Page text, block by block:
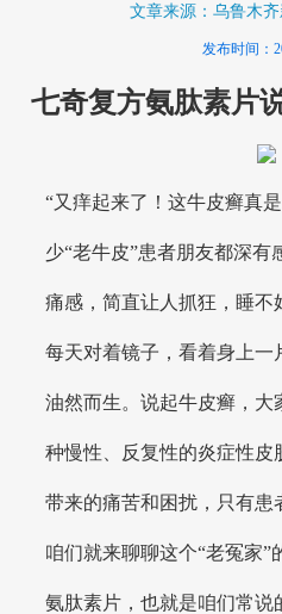
文章来源：乌鲁木
发布时间：
七奇复方氨肽素片
“又痒起来了！这牛皮癣真
少“老牛皮”患者朋友都深有
痛感，简直让人抓狂，睡不
每天对着镜子，看着身上一
油然而生。说起牛皮癣，大
种慢性、反复性的炎症性皮
带来的痛苦和困扰，只有患
咱们就来聊聊这个“老冤家
氨肽素片，也就是咱们常说